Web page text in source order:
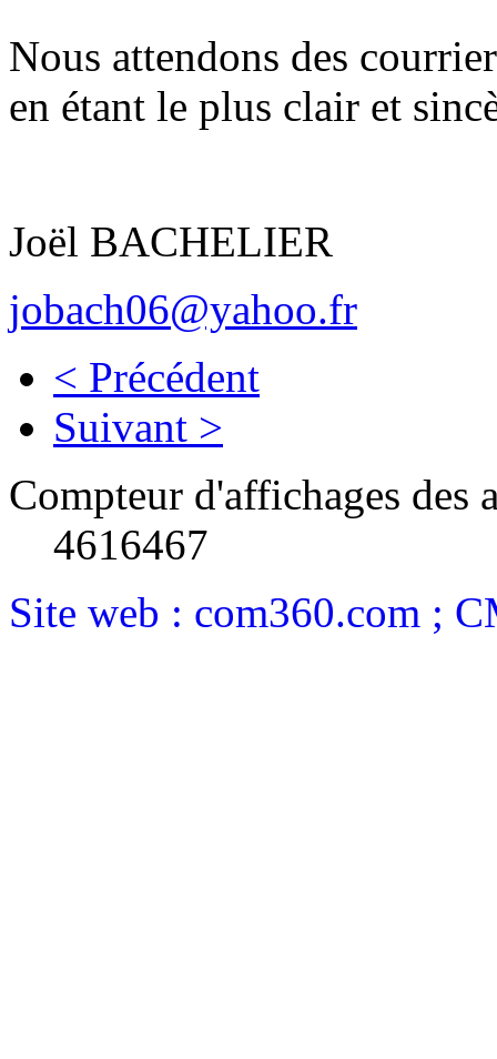
Nous attendons des
en étant le plus clair et
Joël BACHELIER
jobach06@yahoo.fr
< Précédent
Suivant >
Compteur d'affichages des
4616467
Site web : com360.com ;